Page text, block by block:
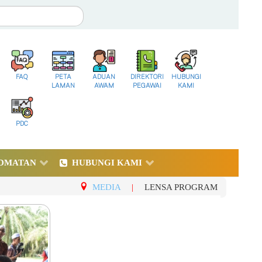
FAQ
PETA
LAMAN
ADUAN
AWAM
DIREKTORI
PEGAWAI
HUBUNGI
KAMI
PDC
HUBUNGI KAMI
MEDIA | LENSA PROGRAM